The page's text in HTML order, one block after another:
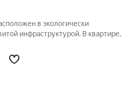
в экологически
инфраструктурой. В квартире
напольное покрытие